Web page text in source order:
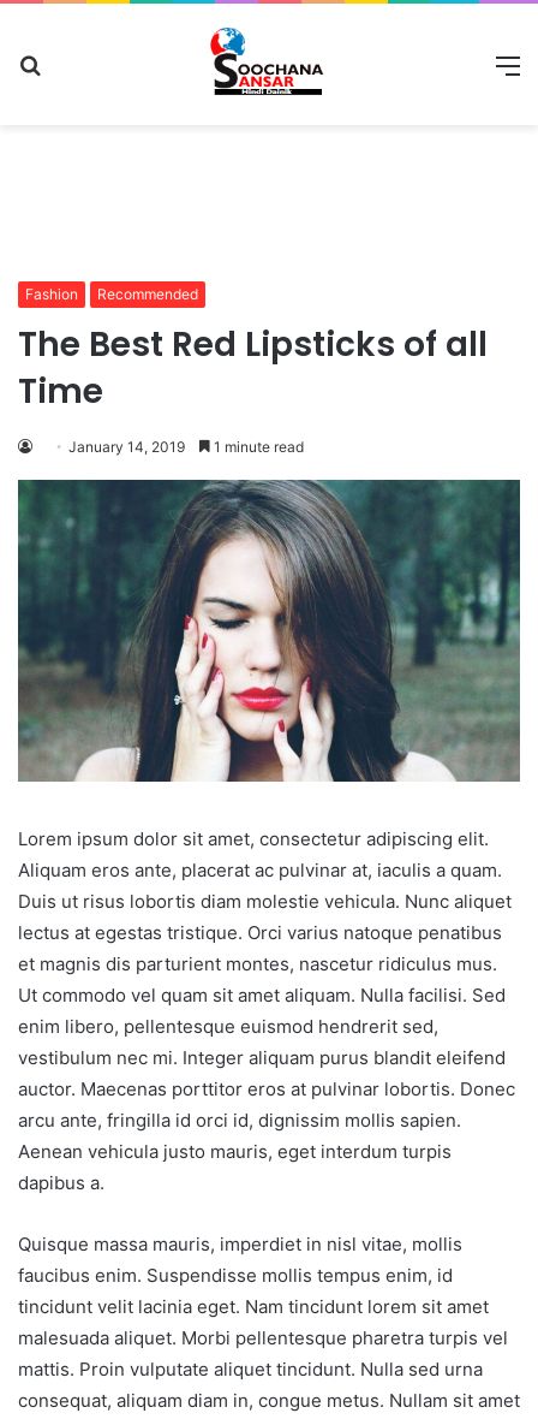
Fashion Recommended
The Best Red Lipsticks of all
Time
January 14, 2019 1 minute read
Lorem ipsum dolor sit amet, consectetur adipiscing elit.
Aliquam eros ante, placerat ac pulvinar at, iaculis a quam.
Duis ut risus lobortis diam molestie vehicula. Nunc aliquet
lectus at egestas tristique. Orci varius natoque penatibus
et magnis dis parturient montes, nascetur ridiculus mus.
Ut commodo vel quam sit amet aliquam. Nulla facilisi. Sed
enim libero, pellentesque euismod hendrerit sed,
vestibulum nec mi. Integer aliquam purus blandit eleifend
auctor. Maecenas porttitor eros at pulvinar lobortis. Donec
arcu ante, fringilla id orci id, dignissim mollis sapien.
Aenean vehicula justo mauris, eget interdum turpis
dapibus a.
Quisque massa mauris, imperdiet in nisl vitae, mollis
faucibus enim. Suspendisse mollis tempus enim, id
tincidunt velit lacinia eget. Nam tincidunt lorem sit amet
malesuada aliquet. Morbi pellentesque pharetra turpis vel
mattis. Proin vulputate aliquet tincidunt. Nulla sed urna
consequat, aliquam diam in, congue metus. Nullam sit amet